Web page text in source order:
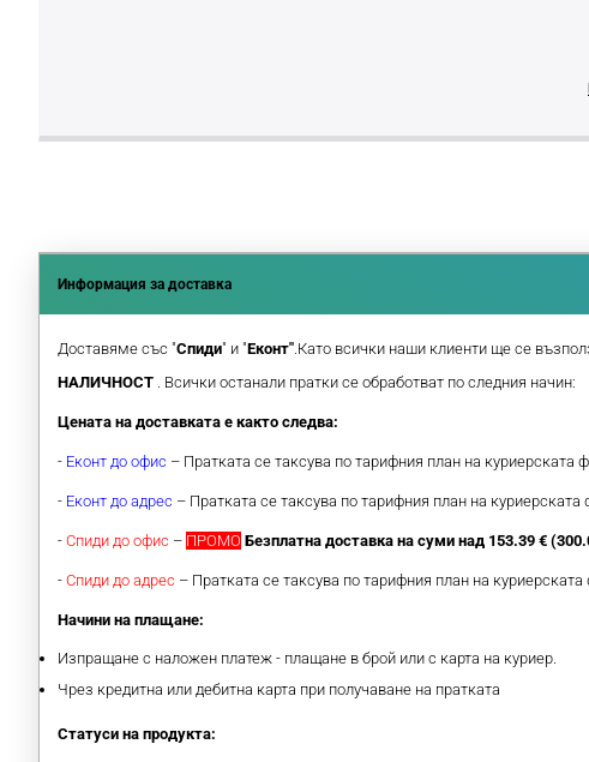
Информация за доставка
Доставяме със "Спиди" и "Еконт".Като всички наши клиенти ще се
НАЛИЧНОСТ . Всички останали пратки се обработват по следния начин:
Цената на доставката е както следва:
- Еконт до офис – Пратката се таксува по тарифния план на куриерската
- Еконт до адрес – Пратката се таксува по тарифния план на
- Спиди до офис – ПРОМО Безплатна доставка на суми над 153.39 €
- Спиди до адрес – Пратката се таксува по тарифния план на
Начини на плащане:
Изпращане с наложен платеж - плащане в брой или с карта на куриер.
Чрез кредитна или дебитна карта при получаване на пратката
Статуси на продукта: